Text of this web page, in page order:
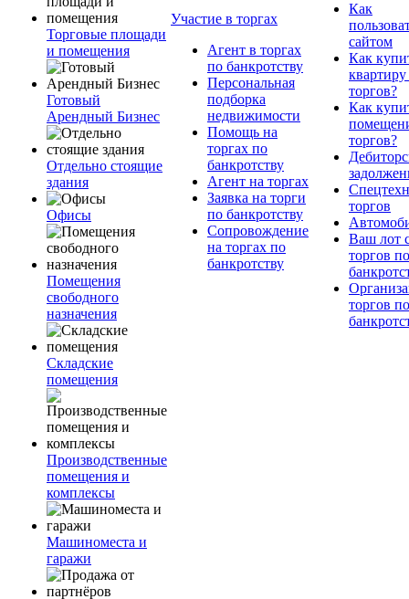
Торговые площади
и помещения
Готовый
Арендный Бизнес
Отдельно стоящие
здания
Офисы
Помещения
свободного
назначения
Складские
помещения
Производственные
помещения и
комплексы
Машиноместа и
гаражи
Участие в торгах
Агент в торгах
по банкротству
Персональная
подборка
недвижимости
Помощь на
торгах по
банкротству
Агент на торгах
Заявка на торги
по банкротству
Сопровождение
на торгах по
банкротству
Как
сайтом
Как
квартиру
торгов?
Как
торгов?
торгов
Ваш лот
торгов по
торгов по